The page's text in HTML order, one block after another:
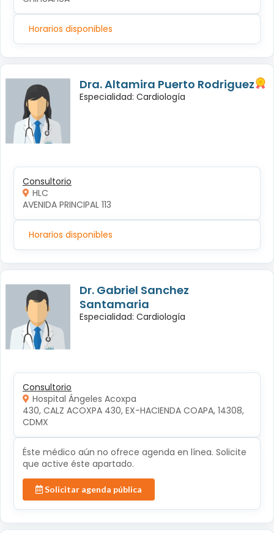
Horarios disponibles
Dra. Altamira Puerto Rodriguez
Especialidad: Cardiología
Consultorio
HLC
AVENIDA PRINCIPAL 113
Horarios disponibles
Dr. Gabriel Sanchez
Santamaria
Especialidad: Cardiología
Consultorio
Hospital Ángeles Acoxpa
430, CALZ ACOXPA 430, EX-HACIENDA COAPA, 14308,
CDMX
Éste médico aún no ofrece agenda en línea. Solicite
que active éste apartado.
Solicitar agenda pública